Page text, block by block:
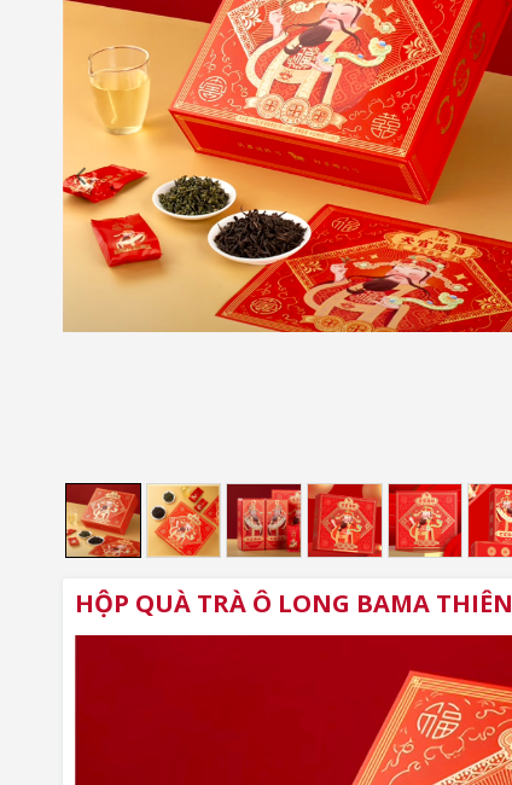
HỘP QUÀ TRÀ Ô LONG BAMA